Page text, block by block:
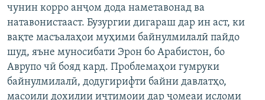
чунин корро анҷом дода наметавонад ва
натавонистааст. Бузургии дигараш дар ин аст, ки
вақте масъалаҳои муҳими байнулмилалӣ пайдо
шуд, яъне муносибати Эрон бо Арабистон, бо
Аврупо чӣ бояд кард. Проблемаҳои гумруки
байнулмилалӣ, додугирифти байни давлатҳо,
масоили дохилии иҷтимоии дар ҷомеаи исломи